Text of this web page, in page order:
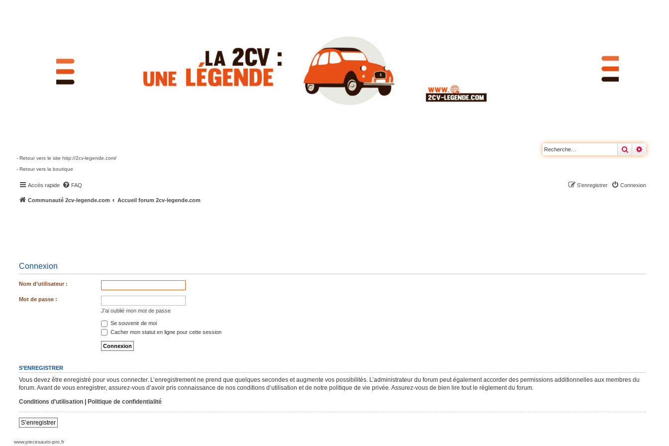
Rechercher
- Retour vers le site http://2cv-legende.com/
- Retour vers la boutique
Accès rapide FAQ Connexion
S’enregistrer
Communauté 2cv-legende.com Accueil forum 2cv-legende.com
Connexion
Nom d’utilisateur :
Mot de passe :
J’ai oublié mon mot de passe
Se souvenir de moi
Cacher mon statut en ligne pour cette session
S’ENREGISTRER
Vous devez être enregistré pour vous connecter. L’enregistrement ne prend que quelques secondes et augmente vos possibilités. L’administrateur du forum peut également accorder des permissions additionnelles aux membres du
forum. Avant de vous enregistrer, assurez-vous d’avoir pris connaissance de nos conditions d’utilisation et de notre politique de vie privée. Assurez-vous de bien lire tout le règlement du forum.
Conditions d’utilisation| Politique de confidentialité
S’enregistrer
www.piecesauto-pro.fr